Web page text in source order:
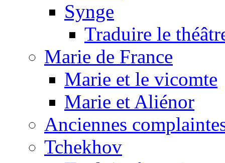
Synge
Traduire le
Marie de France
Marie et le vicomte
Marie et Aliénor
Anciennes
Tchekhov